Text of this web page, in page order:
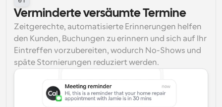
Verminderte versäumte Termine
Zeitgerechte, automatisierte Erinnerungen helfen
den Kunden, Buchungen zu erinnern und sich auf Ihr
Eintreffen vorzubereiten, wodurch No-Shows und
späte Stornierungen reduziert werden.